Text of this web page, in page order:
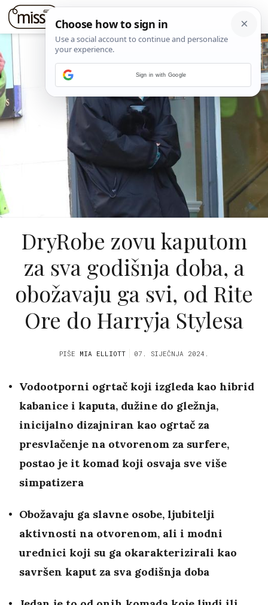
DryRobe zovu kaputom
za sva godišnja doba, a
obožavaju ga svi, od Rite
Ore do Harryja Stylesa
PIŠE MIA ELLIOTT 07. SIJEČNJA 2024.
Vodootporni ogrtač koji izgleda kao hibrid
kabanice i kaputa, dužine do gležnja,
inicijalno dizajniran kao ogrtač za
presvlačenje na otvorenom za surfere,
postao je it komad koji osvaja sve više
simpatizera
Obožavaju ga slavne osobe, ljubitelji
aktivnosti na otvorenom, ali i modni
urednici koji su ga okarakterizirali kao
savršen kaput za sva godišnja doba
Sign in with Google